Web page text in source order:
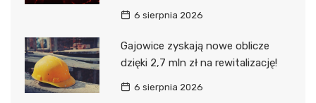
6 sierpnia 2026
Gajowice zyskają nowe oblicze
dzięki 2,7 mln zł na rewitalizację!
6 sierpnia 2026